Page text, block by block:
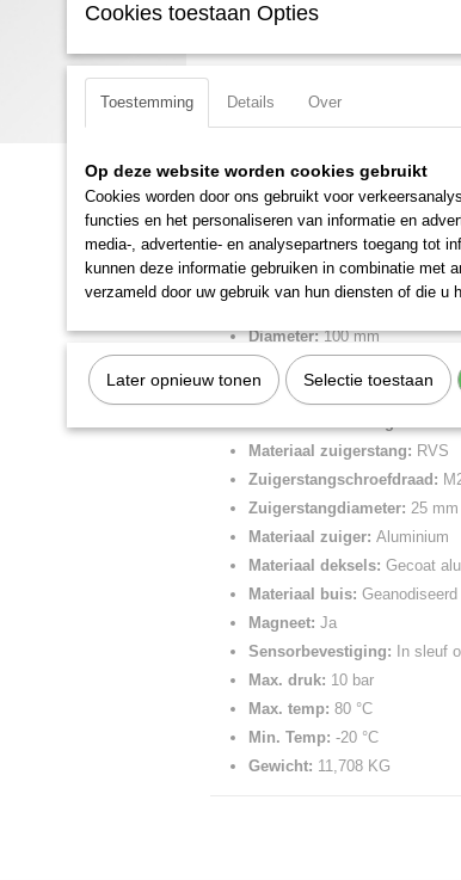
EAN code
Productcode leverancier
Omschrijving
Cilinder ISO 15552 -3- d 100 slag
Cilinder volgens ISO 15552 met
sensorsleuven
Ook verkrijgbaar als enkelwerkend
Brede keus in afdichtingen zoals:
zuigerstang.
Diameter:100 mm
Slag:1000 mm
Aansluiting perslucht:
1/2"
Materiaal zuigerstang: RVS
Zuigerstangschroefdraad:
Zuigerstangdiameter: 25 mm
Materiaal zuiger: Aluminium
Materiaal deksels: Gecoat
Materiaal buis:
Magneet: Ja
Sensorbevestiging:
In sleuf
Max. druk: 10 bar
Max. temp: 80 °C
Min. Temp: -20 °C
Gewicht: 11,708 KG
Cookies toestaan Opties
Toestemming Details Over
Op deze website worden cookies gebruikt
Cookies worden door ons gebruikt voor
functies en het personaliseren van informatie en
media-, advertentie- en analysepartners toegang tot
kunnen deze informatie gebruiken in combinatie met
verzameld door uw gebruik van hun diensten of die u
Later opnieuw tonen Selectie toestaan